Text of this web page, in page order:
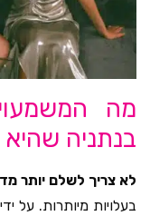
מה
בנתניה
לא צריך לשלם יותר
בעלויות מיותרות. על